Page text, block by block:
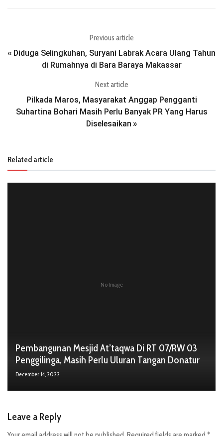
Previous article
« Diduga Selingkuhan, Suryani Labrak Acara Ulang Tahun
di Rumahnya di Bara Baraya Makassar
Next article
Pilkada Maros, Masyarakat Anggap Pengganti
Suhartina Bohari Masih Perlu Banyak PR Yang Harus
Diselesaikan »
Related article
No Image
Pembangunan Mesjid At’taqwa Di RT 07/RW 03
Penggilinga, Masih Perlu Uluran Tangan Donatur
December 14, 2022
Leave a Reply